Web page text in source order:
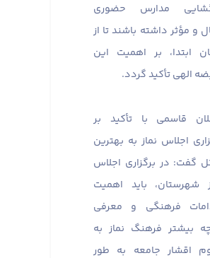
مدارس حضوری
و مؤثر داشته باشند تا از
ابتدا، بر اهمیت این
الهی تأکید گردد.
قاسمی با تأکید بر
اجلاس نماز به بهترین
گفت: در برگزاری اجلاس
شهرستان، باید اهمیت
فرهنگی و معرفی
بیشتر فرهنگ نماز به
اقشار جامعه به طور